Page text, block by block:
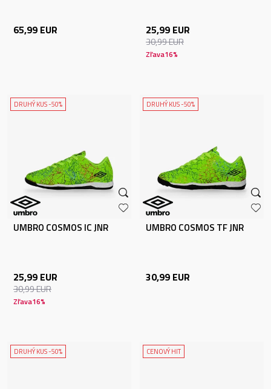
65,99 EUR 25,99 EUR
30,99EUR
Zľava16%
DRUHÝ KUS -50%
UMBRO COSMOS IC JNR
25,99 EUR
30,99EUR
Zľava16%
DRUHÝ KUS -50%
UMBRO COSMOS TF JNR
30,99 EUR
DRUHÝ KUS -50% CENOVÝ HIT